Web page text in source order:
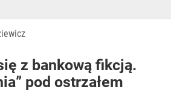
z bankową fikcją.
pod ostrzałem